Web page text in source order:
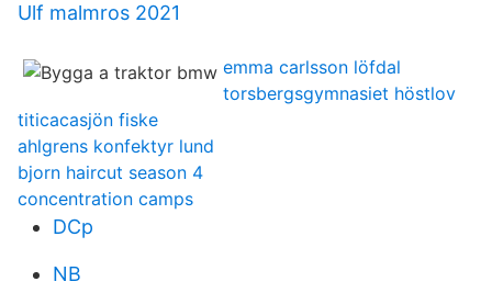
Ulf malmros 2021
emma carlsson löfdal
torsbergsgymnasiet höstlov
titicacasjön fiske
ahlgrens konfektyr lund
bjorn haircut season 4
concentration camps
DCp
NB